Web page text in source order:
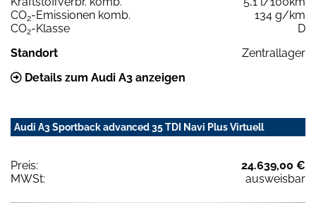
CO2-Emissionen komb.
134 g/km
CO2-Klasse
D
Standort
Zentrallager
Details zum Audi A3 anzeigen
Audi A3 Sportback advanced 35 TDI Navi Plus Virtuell
Preis:
24.639,00 €
MWSt:
ausweisbar